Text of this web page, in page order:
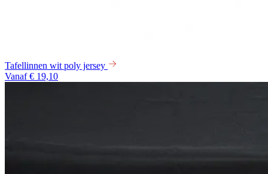
Tafellinnen wit poly jersey
Vanaf € 19,10